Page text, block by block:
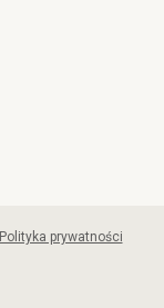
Polityka prywatności